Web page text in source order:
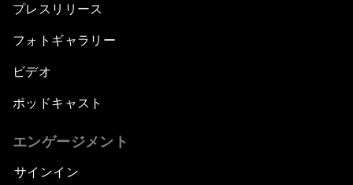
プレスリリース
フォトギャラリー
ビデオ
ポッドキャスト
エンゲージメント
サインイン